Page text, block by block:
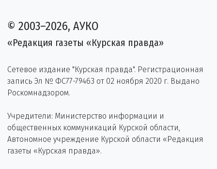
© 2003–2026, АУКО
«Редакция газеты «Курская правда»
Сетевое издание "Курская правда". Регистрационная
запись Эл № ФС77-79463 от 02 ноября 2020 г. Выдано
Роскомнадзором.
Учредители: Министерство информации и
общественных коммуникаций Курской области,
Автономное учреждение Курской области «Редакция
газеты «Курская правда».